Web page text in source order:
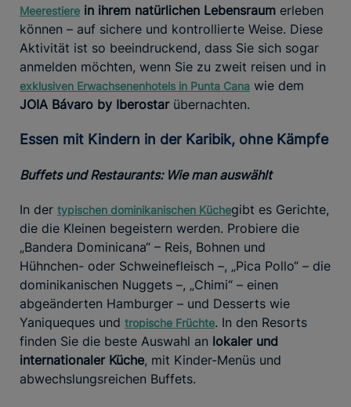
Meerestiere in ihrem natürlichen Lebensraum erleben
können – auf sichere und kontrollierte Weise. Diese
Aktivität ist so beeindruckend, dass Sie sich sogar
anmelden möchten, wenn Sie zu zweit reisen und in
exklusiven Erwachsenenhotels in Punta Cana wie dem
JOIA Bávaro by Iberostarübernachten.
Essen mit Kindern in der Karibik, ohne Kämpfe
Buffets und Restaurants: Wie man auswählt
In der typischen dominikanischen Küchegibt es Gerichte,
die die Kleinen begeistern werden. Probiere die
„Bandera Dominicana“ – Reis, Bohnen und
Hühnchen- oder Schweinefleisch –, „Pica Pollo“ – die
dominikanischen Nuggets –, „Chimi“ – einen
abgeänderten Hamburger – und Desserts wie
Yaniqueques und tropische Früchte. In den Resorts
finden Sie die beste Auswahl an lokaler und
internationaler Küche, mit Kinder-Menüs und
abwechslungsreichen Buffets.